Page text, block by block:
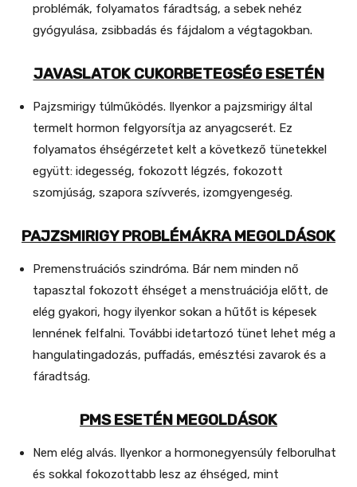
problémák, folyamatos fáradtság, a sebek nehéz
gyógyulása, zsibbadás és fájdalom a végtagokban.
JAVASLATOK CUKORBETEGSÉG ESETÉN
Pajzsmirigy túlműködés. Ilyenkor a pajzsmirigy által
termelt hormon felgyorsítja az anyagcserét. Ez
folyamatos éhségérzetet kelt a következő tünetekkel
együtt: idegesség, fokozott légzés, fokozott
szomjúság, szapora szívverés, izomgyengeség.
PAJZSMIRIGY PROBLÉMÁKRA MEGOLDÁSOK
Premenstruációs szindróma. Bár nem minden nő
tapasztal fokozott éhséget a menstruációja előtt, de
elég gyakori, hogy ilyenkor sokan a hűtőt is képesek
lennének felfalni. További idetartozó tünet lehet még a
hangulatingadozás, puffadás, emésztési zavarok és a
fáradtság.
PMS ESETÉN MEGOLDÁSOK
Nem elég alvás. Ilyenkor a hormonegyensúly felborulhat
és sokkal fokozottabb lesz az éhséged, mint